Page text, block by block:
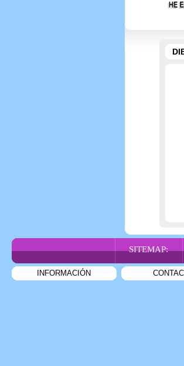
SITEMAP:
INFORMACIÓN